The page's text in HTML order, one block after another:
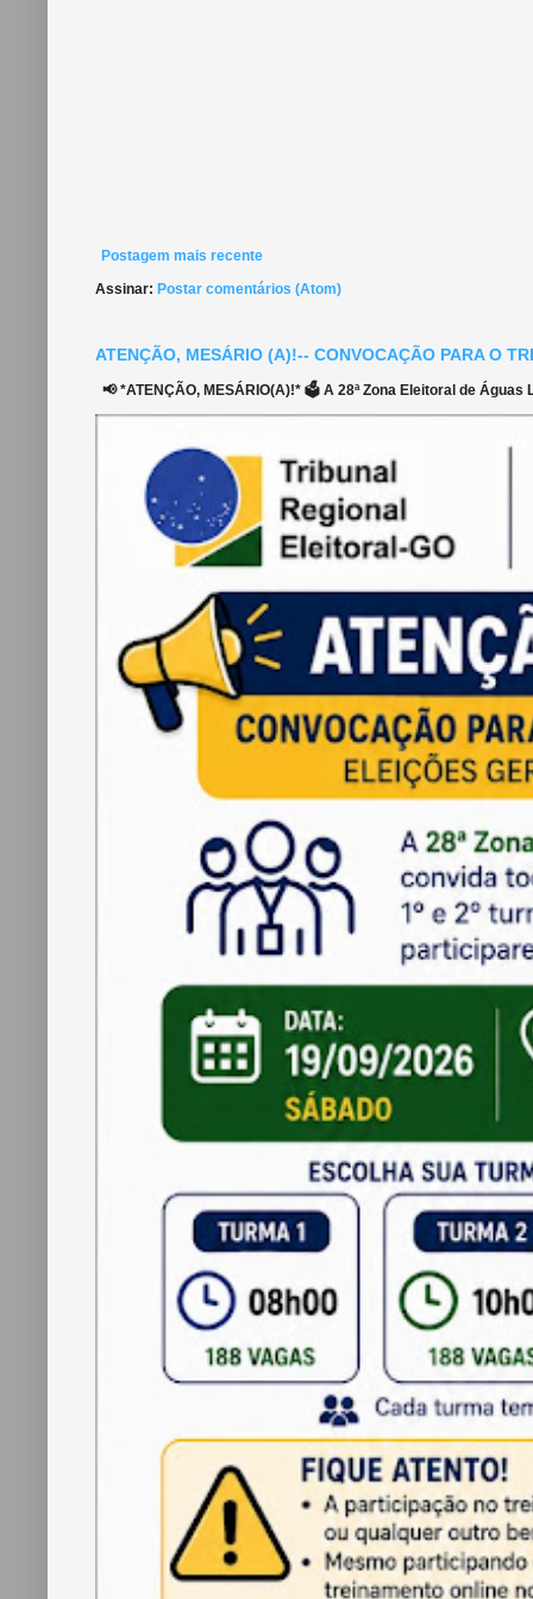
Postagem mais recente
Assinar: Postar comentários (Atom)
ATENÇÃO, MESÁRIO (A)!-- CONVOCAÇÃO PARA O
📢 *ATENÇÃO, MESÁRIO(A)!* 🗳️ A 28ª Zona Eleitoral de